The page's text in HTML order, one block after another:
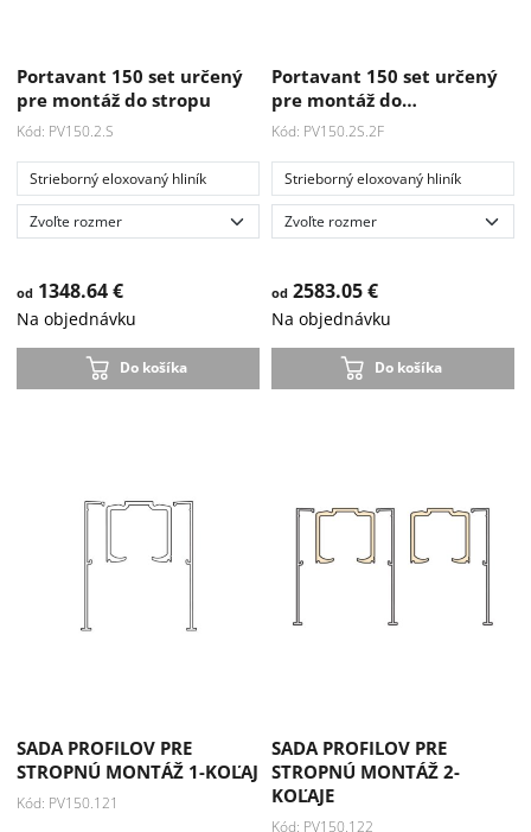
Portavant 150 set určený
pre montáž do stropu
Kód: PV150.2.S
Strieborný eloxovaný hliník
od1348.64 €
Na objednávku
Do košíka
Portavant 150 set určený
pre montáž do…
Kód: PV150.2S.2F
Strieborný eloxovaný hliník
od 2583.05 €
Na objednávku
Do košíka
SADA PROFILOV PRE
STROPNÚ MONTÁŽ 1-KOĽAJ
Kód: PV150.121
SADA PROFILOV PRE
STROPNÚ MONTÁŽ 2-
KOĽAJE
Kód: PV150.122